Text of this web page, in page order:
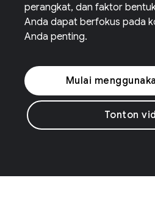
perangkat, dan faktor
Anda dapat berfokus pada
Anda penting.
Mulai
Tonton